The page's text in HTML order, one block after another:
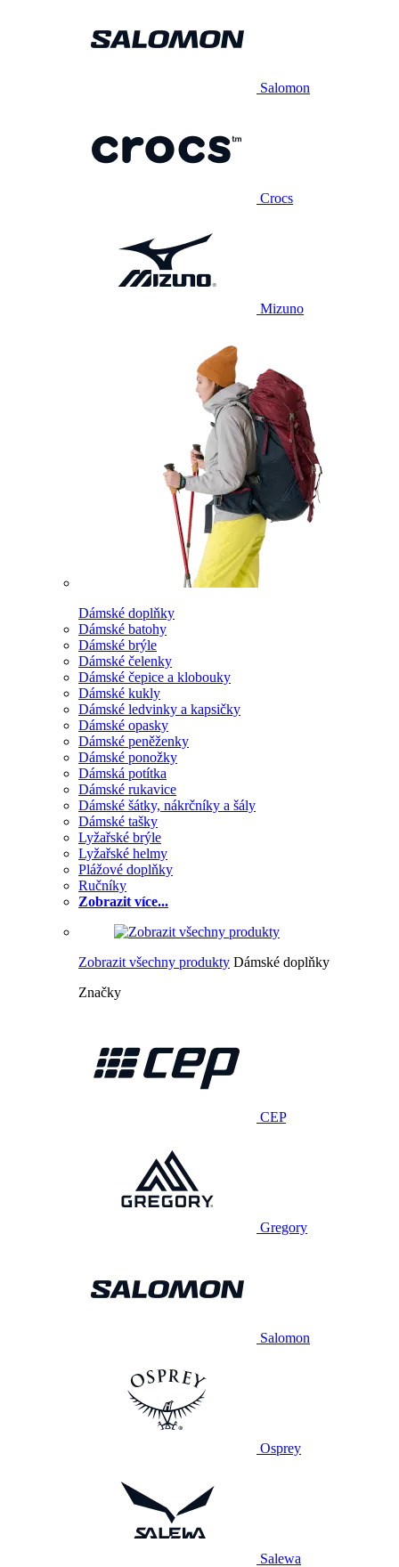
Salomon
Crocs
Mizuno
Dámské doplňky
Dámské batohy
Dámské brýle
Dámské čelenky
Dámské čepice a klobouky
Dámské kukly
Dámské ledvinky a kapsičky
Dámské opasky
Dámské peněženky
Dámské ponožky
Dámská potítka
Dámské rukavice
Dámské šátky, nákrčníky a šály
Dámské tašky
Lyžařské brýle
Lyžařské helmy
Plážové doplňky
Ručníky
Zobrazit více...
Zobrazit všechny produkty Dámské doplňky
Značky
CEP
Gregory
Salomon
Osprey
Salewa